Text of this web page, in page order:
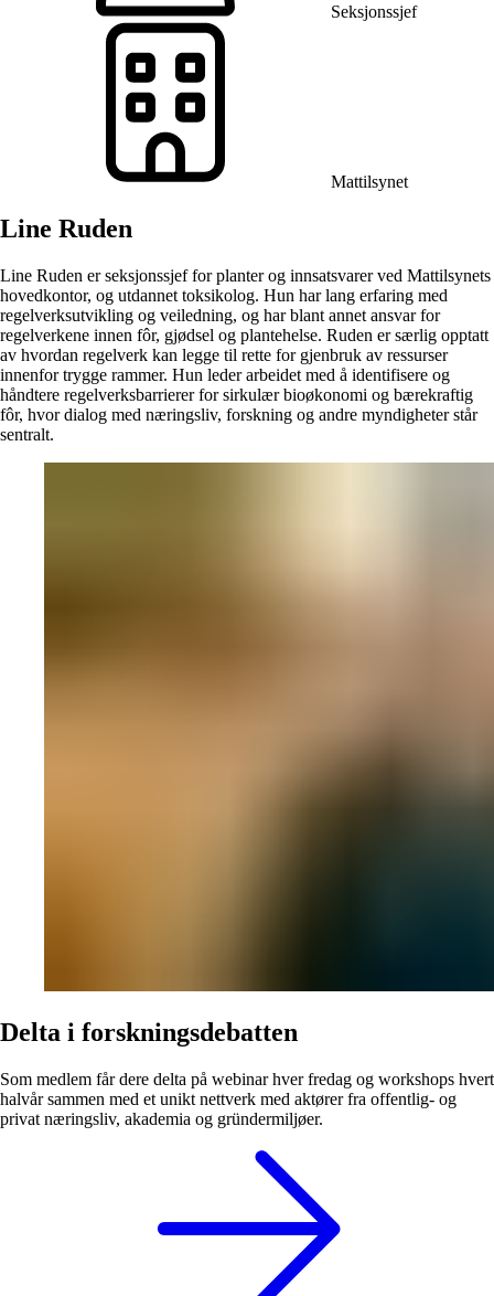
Seksjonssjef
Mattilsynet
Line Ruden
Line Ruden er seksjonssjef for planter og innsatsvarer ved Mattilsynets
hovedkontor, og utdannet toksikolog. Hun har lang erfaring med
regelverksutvikling og veiledning, og har blant annet ansvar for
regelverkene innen fôr, gjødsel og plantehelse. Ruden er særlig opptatt
av hvordan regelverk kan legge til rette for gjenbruk av ressurser
innenfor trygge rammer. Hun leder arbeidet med å identifisere og
håndtere regelverksbarrierer for sirkulær bioøkonomi og bærekraftig
fôr, hvor dialog med næringsliv, forskning og andre myndigheter står
sentralt.
Delta i forskningsdebatten
Som medlem får dere delta på webinar hver fredag og workshops hvert
halvår sammen med et unikt nettverk med aktører fra offentlig- og
privat næringsliv, akademia og gründermiljøer.